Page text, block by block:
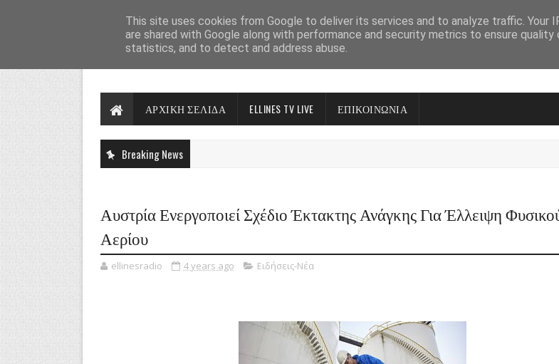
ΑΡΧΙΚΗ ΣΕΛΙΔΑ ELLINES TV LIVE ΕΠΙΚΟΙΝΩΝΙΑ
Breaking News
Αυστρία Ενεργοποιεί Σχέδιο Έκτακτης Ανάγκης Για Έλλειψη
Αερίου
ellinesradio 4 years ago Ειδήσεις-Νέα
This site uses cookies from Google to deliver its services and to analyze traffic. Your
are shared with Google along with performance and security metrics to ensure quality
statistics, and to detect and address abuse.